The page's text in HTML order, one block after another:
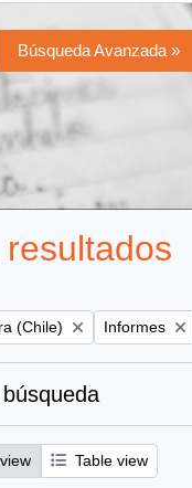
Búsqueda Avanzada »
filter:
(Chile) Remove filter:
Informes
Table view